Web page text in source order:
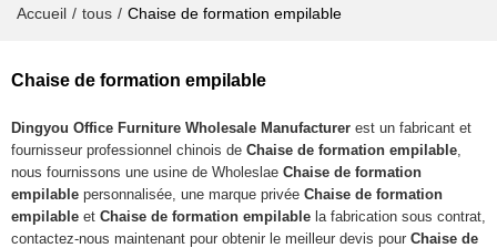
Accueil / tous / Chaise de formation empilable
Chaise de formation empilable
Dingyou Office Furniture Wholesale Manufacturer est un fabricant et
fournisseur professionnel chinois de Chaise de formation empilable
nous fournissons une usine de Wholeslae Chaise de formation
empilable personnalisée, une marque privée Chaise de formation
empilable et Chaise de formation empilable la fabrication sous contrat,
contactez-nous maintenant pour obtenir le meilleur devis pour Chaise de